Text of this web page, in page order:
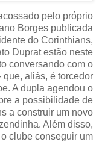
pelo próprio
Borges publicada
do Corinthians,
Duprat estão neste
conversando com o
aliás, é torcedor
A dupla agendou o
a possibilidade de
a construir um novo
Além disso,
clube conseguir um